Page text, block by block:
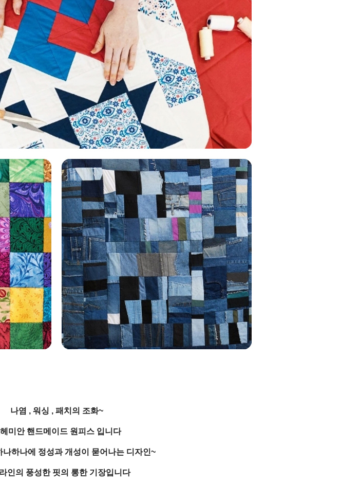
나염 , 워싱 , 패치의 조화~
미안 핸드메이드 원피스 입니다
나하나에 정성과 개성이 묻어나는 디자인~
인의 풍성한 핏의 롱한 기장입니다